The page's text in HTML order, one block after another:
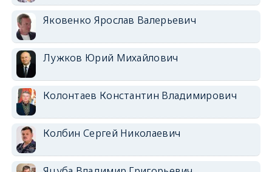
Яковенко Ярослав Валерьевич
Лужков Юрий Михайлович
Колонтаев Константин Владимирович
Колбин Сергей Николаевич